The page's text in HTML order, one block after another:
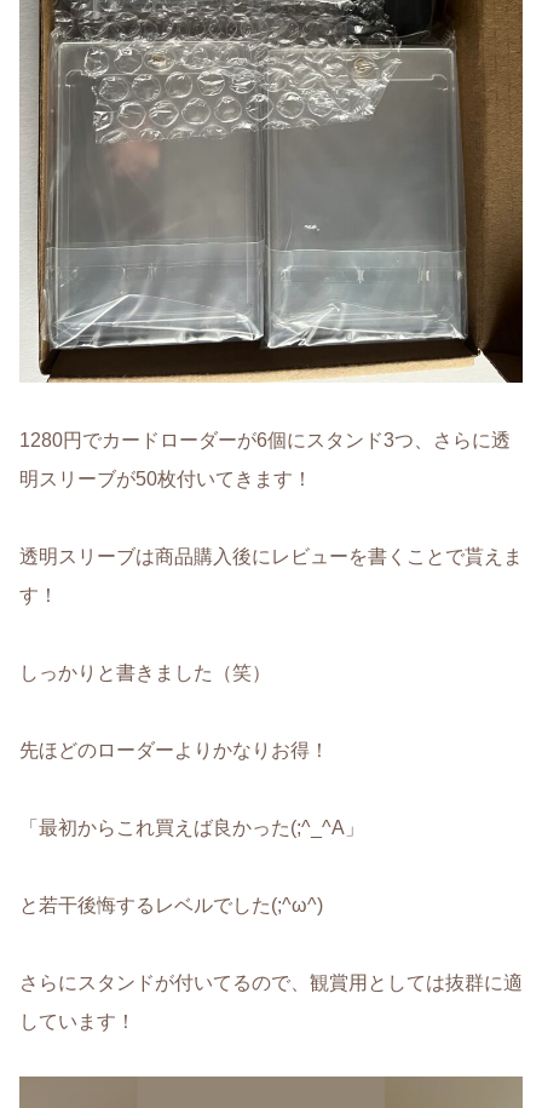
1280円でカードローダーが6個にスタンド3つ、さらに透
明スリーブが50枚付いてきます！
透明スリーブは商品購入後にレビューを書くことで貰えま
す！
しっかりと書きました（笑）
先ほどのローダーよりかなりお得！
「最初からこれ買えば良かった(;^_^A」
と若干後悔するレベルでした(;^ω^)
さらにスタンドが付いてるので、観賞用としては抜群に適
しています！